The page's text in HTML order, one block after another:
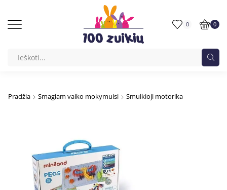
0 0
Pradžia Smagiam vaiko mokymuisi Smulkioji motorika